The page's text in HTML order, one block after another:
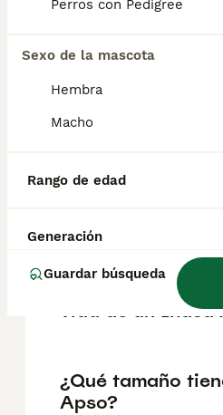
Perros con Pedigree
Sexo de la mascota
Hembra
Macho
Rango de edad
Generación
Guardar búsqueda
¿Cómo es el
¿Cuáles son las
¿Cuál es la
vida de un Lhasa
¿Qué tamaño
Apso?